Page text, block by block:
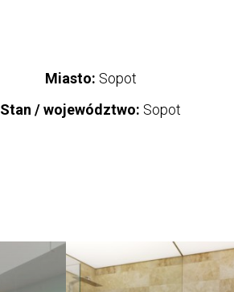
Miasto: Sopot
Stan / województwo: Sopot